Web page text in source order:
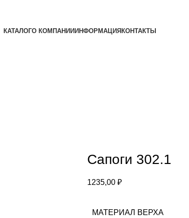
КАТАЛОГО КОМПАНИИ ИНФОРМАЦИЯ КОНТАКТЫ
Сапоги 302.1
1235,00 ₽
МАТЕРИАЛ ВЕРХА